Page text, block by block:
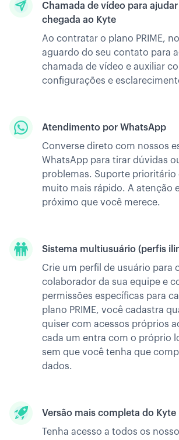
Chamada de vídeo para
chegada ao Kyte
Ao contratar o plano PRIME,
aguardo do seu contato para
chamada de vídeo e auxiliar
configurações e
Atendimento por WhatsApp
Converse direto com nossos
WhatsApp para tirar dúvidas
problemas. Suporte prioritário
muito mais rápido. A atenção
próximo que você merece.
Sistema multiusuário (perfis
Crie um perfil de usuário para
colaborador da sua equipe e
permissões específicas para
plano PRIME, você cadastra
quiser com acessos próprios
cada um entra com o próprio
sem que você tenha que
dados.
Versão mais completa do Kyte
Tenha acesso a todos os